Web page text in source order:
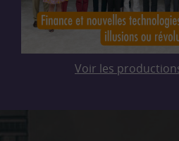
Voir les